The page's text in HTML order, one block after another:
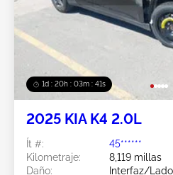
1d : 20h : 03m : 38s
2025 KIA K4 2.0L
Ít #:
45******
Kilometraje:
8,119 millas
Daño:
Interfaz/